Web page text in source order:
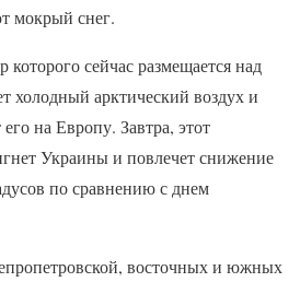
мокрый снег.
сейчас размещается над
холодный арктический воздух и
на Европу. Завтра, этот
Украины и повлечет снижение
по сравнению с днем
восточных и южных